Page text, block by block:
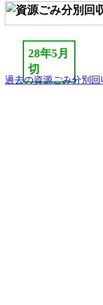
28年5月
切
過去の資源ごみ分別